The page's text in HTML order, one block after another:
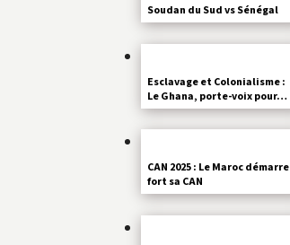
Soudan du Sud vs Sénégal
Esclavage et Colonialisme :
Le Ghana, porte-voix pour…
CAN 2025 : Le Maroc démarre
fort sa CAN